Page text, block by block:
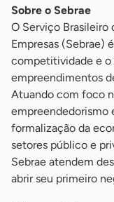
Sobre o Sebrae
O Serviço Brasileiro
Empresas (Sebrae)
competitividade e o
empreendimentos
Atuando com foco
empreendedorismo
formalização da
setores público e
Sebrae atendem
abrir seu primeiro